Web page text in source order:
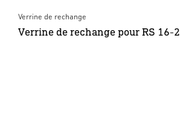
Verrine de rechange
Verrine de rechange pour RS 16-2